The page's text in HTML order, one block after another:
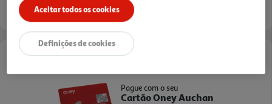
Entrega estimada entre 18/08/2026 e 19/08/2026
Pague com o seu
Cartão Oney Auchan
Aceitar todos os cookies
Definições de cookies